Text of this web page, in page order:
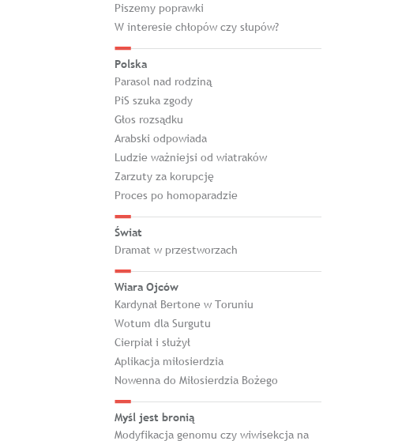
Piszemy poprawki
W interesie chłopów czy słupów?
Polska
Parasol nad rodziną
PiS szuka zgody
Głos rozsądku
Arabski odpowiada
Ludzie ważniejsi od wiatraków
Zarzuty za korupcję
Proces po homoparadzie
Świat
Dramat w przestworzach
Wiara Ojców
Kardynał Bertone w Toruniu
Wotum dla Surgutu
Cierpiał i służył
Aplikacja miłosierdzia
Nowenna do Miłosierdzia Bożego
Myśl jest bronią
Modyfikacja genomu czy wiwisekcja na